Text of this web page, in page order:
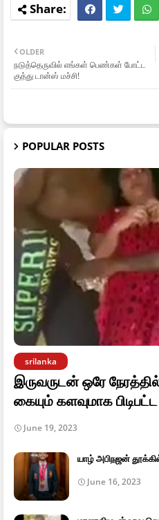
OLDER
நடுத்தெருவில் எங்கள் பெண்கள் போட்ட
குத்து டான்ஸ் மச்சி!
POPULAR POSTS
srilanka
இருவருடன் ஒரே
கையும் களவுமாக
June 19, 2023
யாழ் அபிநஜன்
June 16, 2023